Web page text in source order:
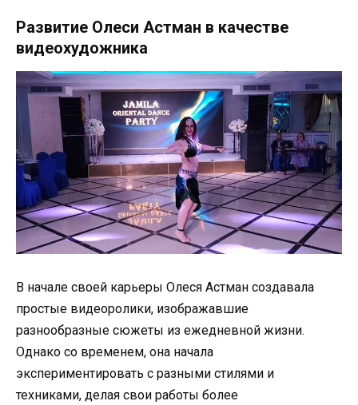
Развитие Олеси Астман в качестве
видеохудожника
В начале своей карьеры Олеся Астман создавала
простые видеоролики, изображавшие
разнообразные сюжеты из ежедневной жизни.
Однако со временем, она начала
экспериментировать с разными стилями и
техниками, делая свои работы более